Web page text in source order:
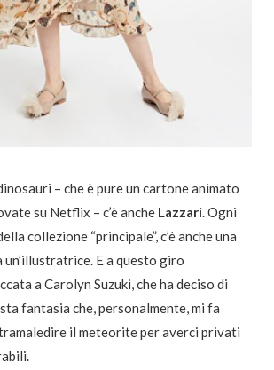
– che è pure un cartone animato
su Netflix – c’è anche Lazzari. Ogni
collezione “principale”, c’è anche una
E a questo giro
a Carolyn Suzuki, che ha deciso di
fantasia che, personalmente, mi fa
il meteorite per averci privati